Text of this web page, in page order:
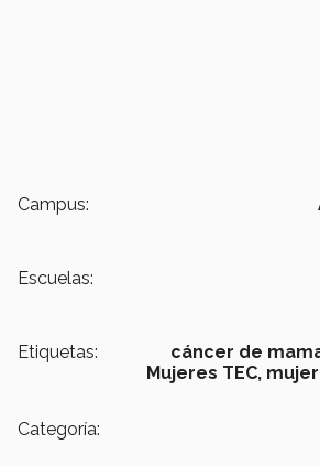
Campus:
Escuelas:
Etiquetas: cáncer de
Mujeres TEC,
Categoría: